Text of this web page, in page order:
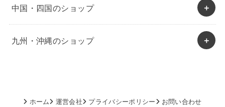
中国・四国のショップ
九州・沖縄のショップ
ホーム 運営会社 プライバシーポリシー お問い合わせ